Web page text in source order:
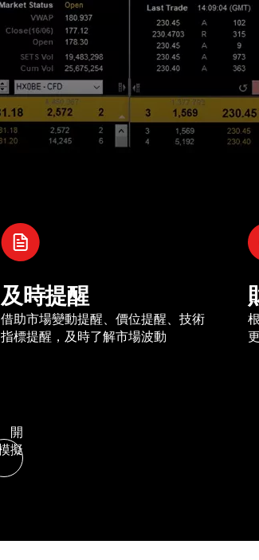
及時提醒
借助市場變動提醒、價位提醒、技術
指標提醒，及時了解市場波動